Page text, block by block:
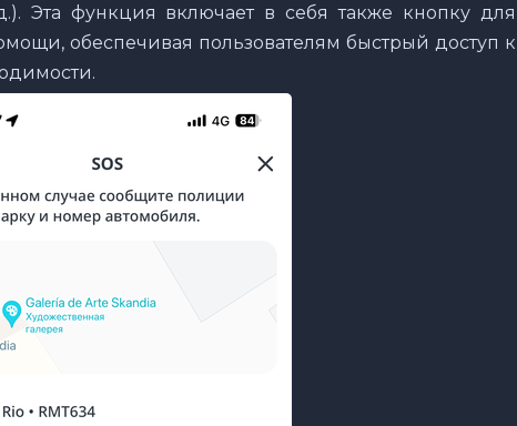
Эта функция включает в себя также кнопку для
обеспечивая пользователям быстрый доступ к